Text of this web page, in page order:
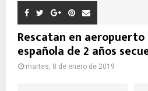
Rescatan en aeropuerto
española de 2 años
martes, 8 de enero de 2019